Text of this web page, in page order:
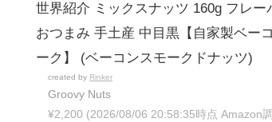
世界紹介 ミックスナッツ 160g フレ
おつまみ 手土産 中目黒【自家製ベー
ーク】 (ベーコンスモークドナッツ)
created by Rinker
Groovy Nuts
¥2,200 (2026/08/06 20:58:35時点 Amazon